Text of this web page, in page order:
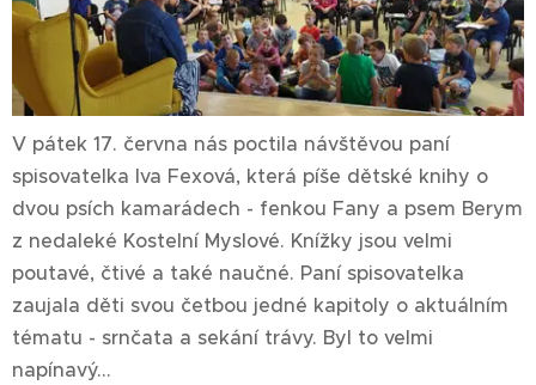
V pátek 17. června nás poctila návštěvou paní
spisovatelka Iva Fexová, která píše dětské knihy o
dvou psích kamarádech - fenkou Fany a psem Berym
z nedaleké Kostelní Myslové. Knížky jsou velmi
poutavé, čtivé a také naučné. Paní spisovatelka
zaujala děti svou četbou jedné kapitoly o aktuálním
tématu - srnčata a sekání trávy. Byl to velmi
napínavý...